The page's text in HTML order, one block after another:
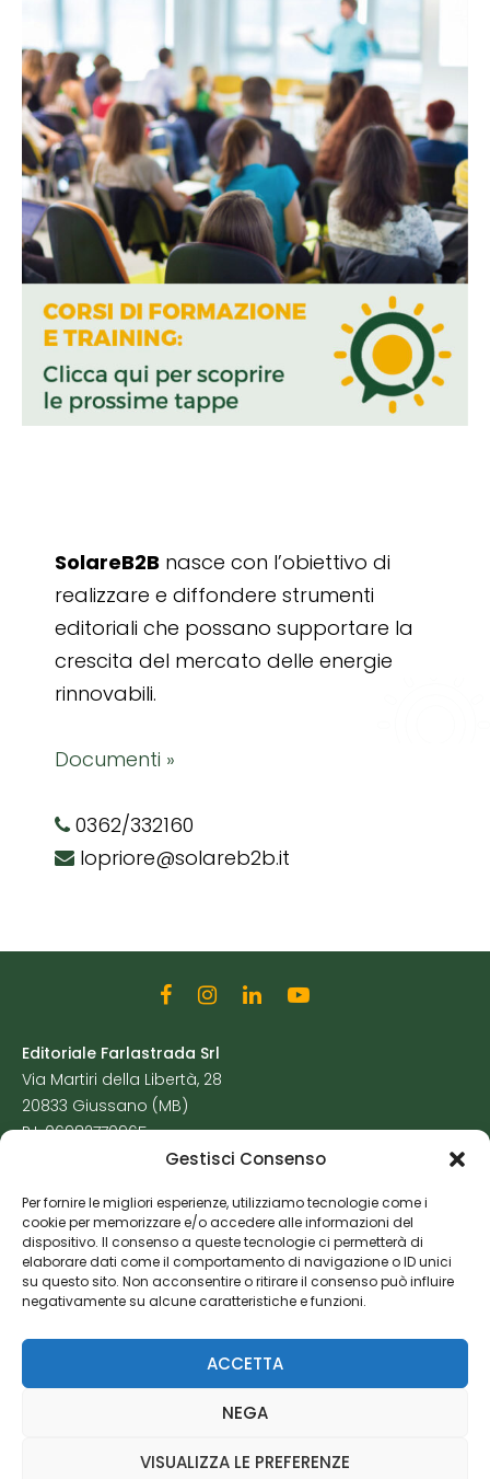
Gestisci Consenso
Per fornire le migliori esperienze, utilizziamo tecnologie come i
cookie per memorizzare e/o accedere alle informazioni del
dispositivo. Il consenso a queste tecnologie ci permetterà di
elaborare dati come il comportamento di navigazione o ID unici
su questo sito. Non acconsentire o ritirare il consenso può influire
negativamente su alcune caratteristiche e funzioni.
ACCETTA
NEGA
VISUALIZZA LE PREFERENZE
SolareB2B nasce con l’obiettivo di
realizzare e diffondere strumenti
editoriali che possano supportare la
crescita del mercato delle energie
rinnovabili.
Documenti »
0362/332160
lopriore@solareb2b.it
Editoriale Farlastrada Srl
Via Martiri della Libertà, 28
20833 Giussano (MB)
P.I. 06982770965
Cookie Policy
Risorse Aggiuntive